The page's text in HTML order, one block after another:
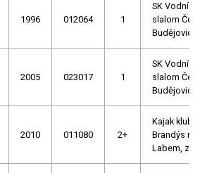
1996 012064 1
SK Vodní
slalom
Budějovice
2005 023017 1
SK Vodní
slalom
Budějovice
2010 011080 2+
Kajak klub
Brandýs
Labem, z. s.